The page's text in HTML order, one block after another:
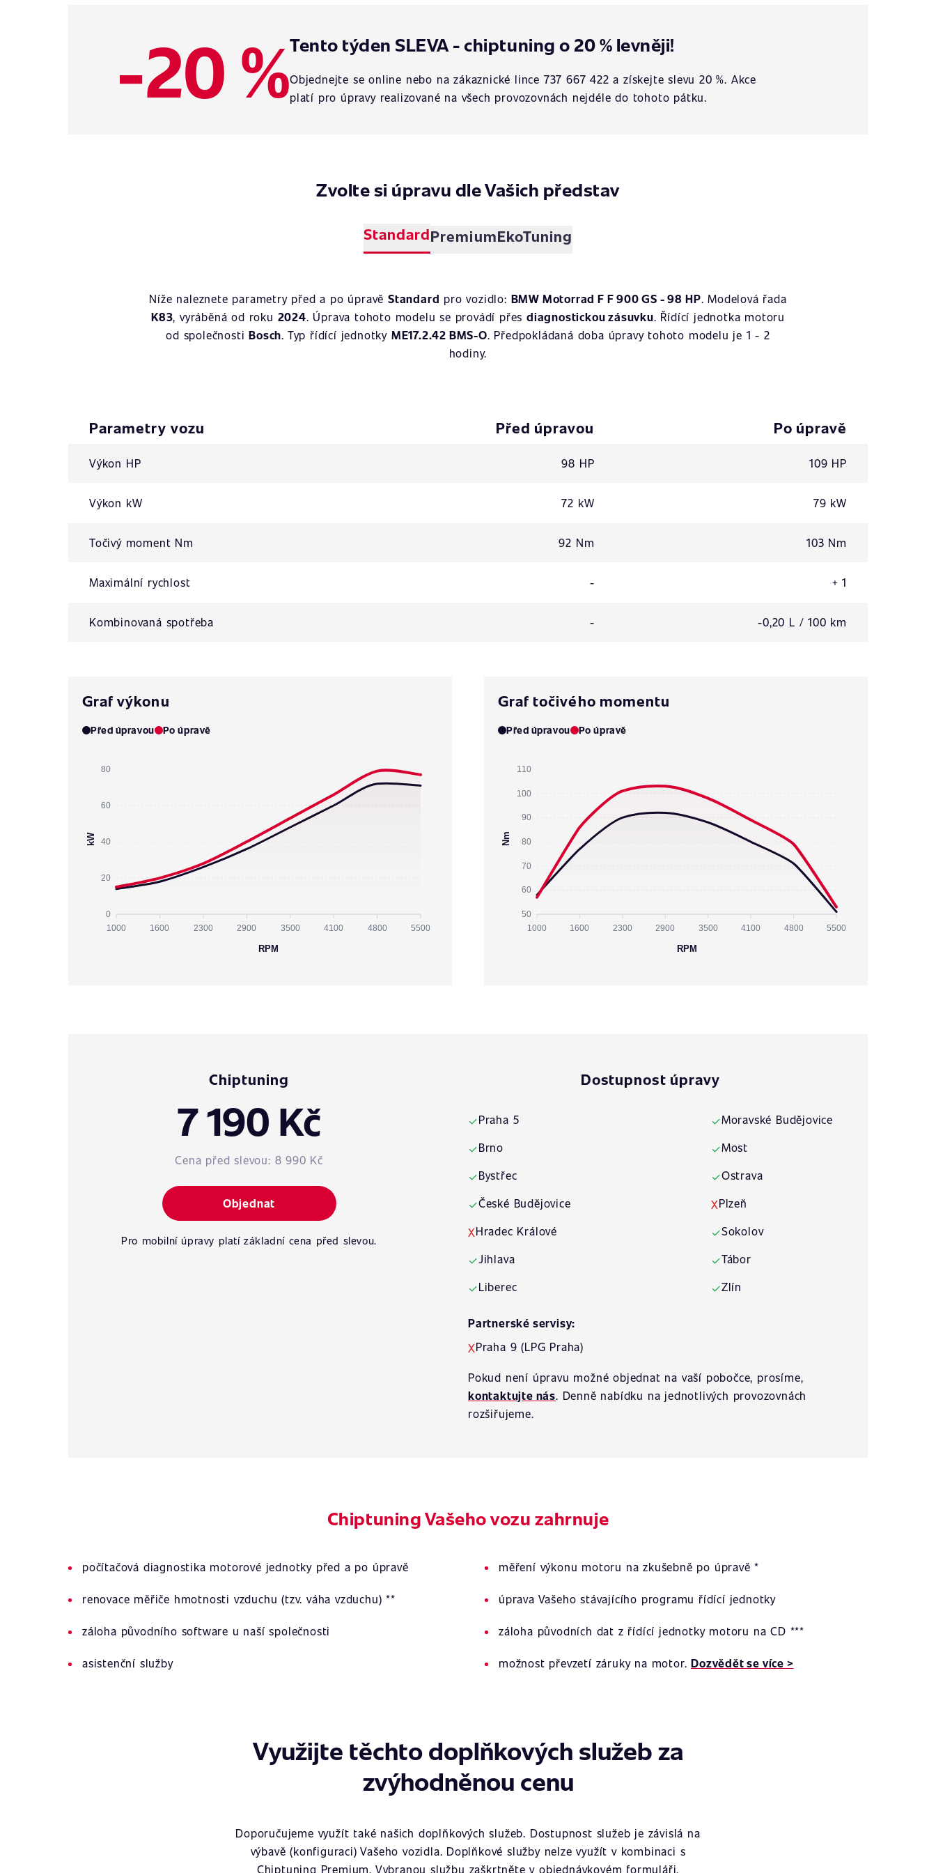
-20 %Tento týden SLEVA - chiptuning o 20 % levněji!
Objednejte se online nebo na zákaznické lince 737 667 422 a získejte slevu 20 %. Akce
platí pro úpravy realizované na všech provozovnách nejdéle do tohoto pátku.
Zvolte si úpravu dle Vašich představ
StandardPremiumEkoTuning
Níže naleznete parametry před a po úpravěStandard pro vozidlo: BMW Motorrad F F 900 GS - 98 HP. Modelová řada
K83, vyráběná od roku 2024. Úprava tohoto modelu se provádí přes diagnostickou zásuvku. Řídící jednotka motoru
od společnostiBosch. Typ řídící jednotky ME17.2.42 BMS-O. Předpokládaná doba úpravy tohoto modelu je 1 - 2
hodiny.
Parametry vozu Před úpravou Po úpravě
Výkon HP 98 HP 109 HP
Výkon kW 72 kW 79 kW
Točivý moment Nm 92 Nm 103 Nm
Maximální rychlost - + 1
Kombinovaná spotřeba - -0,20 L / 100 km
Graf výkonu
Před úpravou Po úpravě
80
60
40
20
0
kW
1000 1600 2300 2900 3500 4100 4800 5500
RPM
Graf točivého momentu
Před úpravou Po úpravě
110
100
90
80
70
60
50
Nm
1000 1600 2300 2900 3500 4100 4800 5500
RPM
Chiptuning
7 190 Kč
Cena před slevou: 8 990 Kč
Objednat
Pro mobilní úpravy platí základní cena před slevou.
Dostupnost úpravy
✓Praha 5
✓Brno
✓Bystřec
✓České Budějovice
XHradec Králové
✓Jihlava
✓Liberec
✓Moravské Budějovice
✓Most
✓Ostrava
XPlzeň
✓Sokolov
✓Tábor
✓Zlín
Partnerské servisy:
XPraha 9 (LPG Praha)
Pokud není úpravu možné objednat na vaší pobočce, prosíme,
kontaktujte nás. Denně nabídku na jednotlivých provozovnách
rozšiřujeme.
Chiptuning Vašeho vozu zahrnuje
počítačová diagnostika motorové jednotky před a po úpravě měření výkonu motoru na zkušebně po úpravě *
renovace měřiče hmotnosti vzduchu (tzv. váha vzduchu) ** úprava Vašeho stávajícího programu řídící jednotky
záloha původního software u naší společnosti záloha původních dat z řídící jednotky motoru na CD ***
asistenční služby možnost převzetí záruky na motor.Dozvědět se více >
Využijte těchto doplňkových služeb za
zvýhodněnou cenu
Doporučujeme využít také našich doplňkových služeb. Dostupnost služeb je závislá na
výbavě (konfiguraci) Vašeho vozidla. Doplňkové služby nelze využít v kombinaci s
Chiptuning Premium. Vybranou službu zaškrtněte v objednávkovém formuláři.